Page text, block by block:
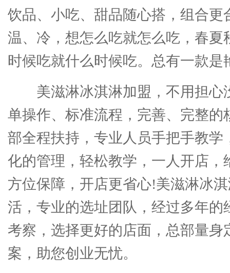
饮品、小吃、甜品随心搭，组合更
温、冷，想怎么吃就怎么吃，春夏
时候吃就什么时候吃。总有一款是
美滋淋冰淇淋加盟，不用担心
单操作、标准流程，完善、完整的
部全程扶持，专业人员手把手教学
化的管理，轻松教学，一人开店，
方位保障，开店更省心!美滋淋冰
活，专业的选址团队，经过多年的
考察，选择更好的店面，总部量身
案，助您创业无忧。